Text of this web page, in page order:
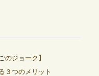
のジョーク】
３つのメリット